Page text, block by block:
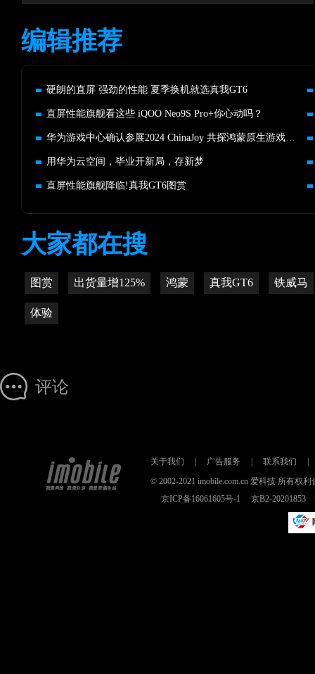
编辑推荐
硬朗的直屏 强劲的性能 夏季换机就选真我GT6
直屏性能旗舰看这些 iQOO Neo9S Pro+你心动吗？
华为游戏中心确认参展2024 ChinaJoy 共探鸿蒙原生游戏非凡体验
用华为云空间，毕业开新局，存新梦
直屏性能旗舰降临!真我GT6图赏
大家都在搜
图赏 出货量增125% 鸿蒙 真我GT6 铁威马
体验
评论
关于我们 广告服务 联系我们
© 2002-2021 imobile.com.cn 爱科技 所有权
京ICP备16061605号-1
京B2-20201853